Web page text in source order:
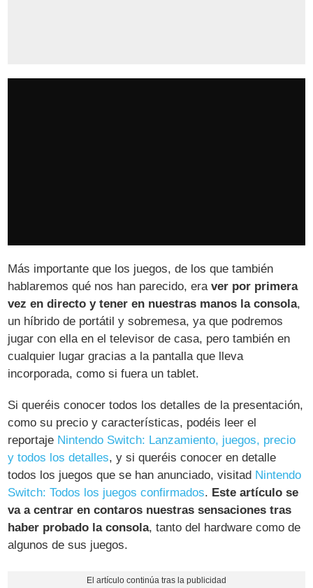
Más importante que los juegos, de los que también
hablaremos qué nos han parecido, eraver por primera
vez en directo y tener en nuestras manos la consola,
un híbrido de portátil y sobremesa, ya que podremos
jugar con ella en el televisor de casa, pero también en
cualquier lugar gracias a la pantalla que lleva
incorporada, como si fuera un tablet.
Si queréis conocer todos los detalles de la presentación,
como su precio y características, podéis leer el
reportaje Nintendo Switch: Lanzamiento, juegos, precio
y todos los detalles, y si queréis conocer en detalle
todos los juegos que se han anunciado, visitad Nintendo
Switch: Todos los juegos confirmados. Este artículo se
va a centrar en contaros nuestras sensaciones tras
haber probado la consola, tanto del hardware como de
algunos de sus juegos.